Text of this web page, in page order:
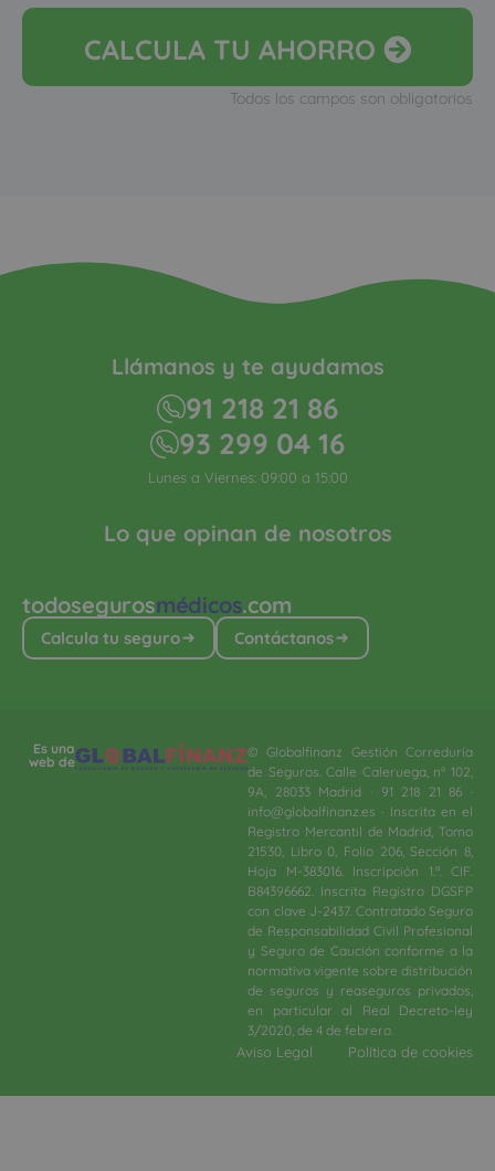
CALCULA TU AHORRO
Todos los campos son obligatorios
todosegurosmédicos.com
Calcula tu seguro Contáctanos
Lo que opinan de nosotros
Llámanos y te ayudamos
91 218 21 86
93 299 04 16
Lunes a Viernes: 09:00 a 15:00
Es una
web de
© Globalfinanz Gestión Correduría
de Seguros. Calle Caleruega, nº 102,
9A, 28033 Madrid · 91 218 21 86 ·
info@globalfinanz.es · Inscrita en el
Registro Mercantil de Madrid, Tomo
21530, Libro 0, Folio 206, Sección 8,
Hoja M-383016. Inscripción 1.ª. CIF.
B84396662. Inscrita Registro DGSFP
con clave J-2437. Contratado Seguro
de Responsabilidad Civil Profesional
y Seguro de Caución conforme a la
normativa vigente sobre distribución
de seguros y reaseguros privados,
en particular al Real Decreto-ley
3/2020, de 4 de febrero.​
Aviso Legal Política de cookies